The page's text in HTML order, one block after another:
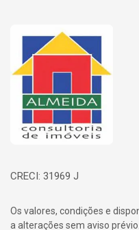
Página inicial
CRECI: 31969 J
Os valores, condições e
a alterações sem aviso prévio.